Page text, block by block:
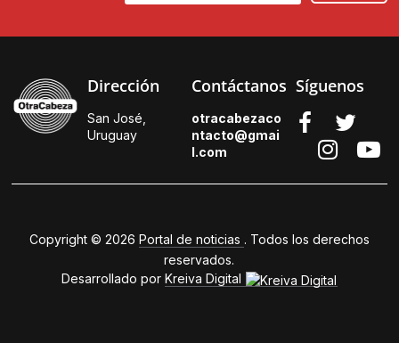
Dirección
San José,
Uruguay
Contáctanos
otracabezaco
ntacto@gmai
l.com
Síguenos
Copyright © 2026 Portal de noticias . Todos los derechos
reservados.
Desarrollado porKreiva Digital